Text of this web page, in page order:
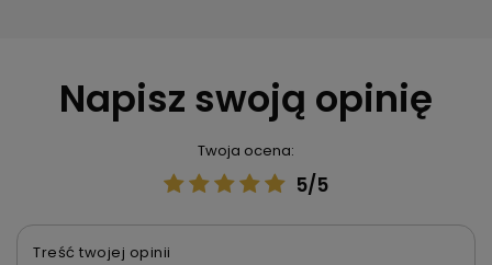
Napisz swoją opinię
Twoja ocena:
5/5
Treść twojej opinii